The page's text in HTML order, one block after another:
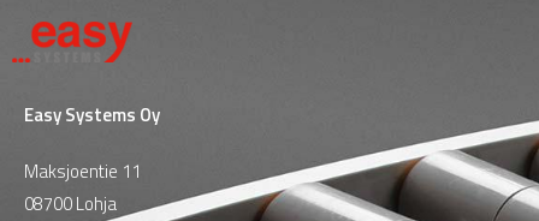
Easy Systems Oy
Maksjoentie 11
08700 Lohja